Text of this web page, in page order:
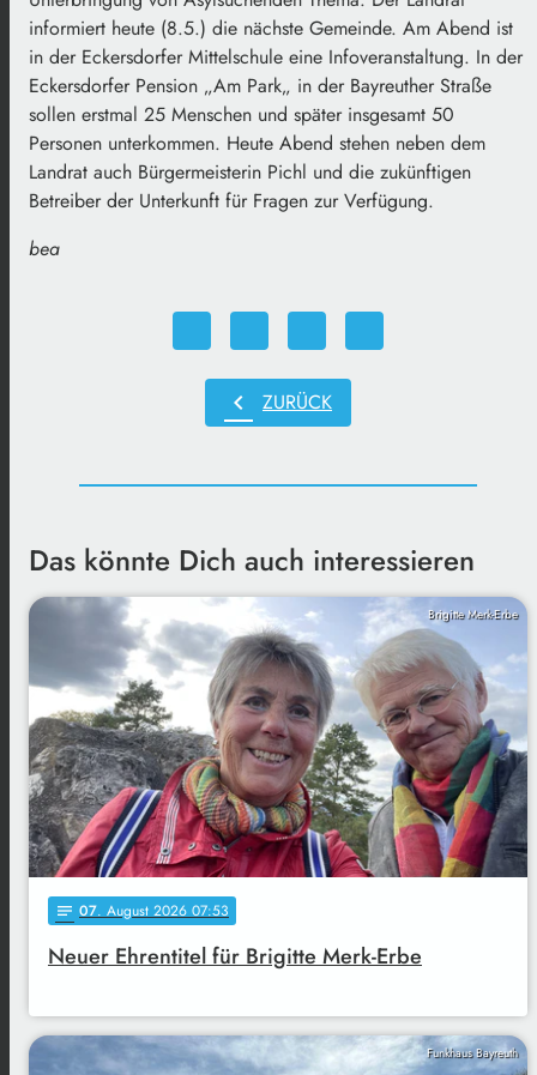
informiert heute (8.5.) die nächste Gemeinde. Am Abend ist
in der Eckersdorfer Mittelschule eine Infoveranstaltung. In der
Eckersdorfer Pension „Am Park„ in der Bayreuther Straße
sollen erstmal 25 Menschen und später insgesamt 50
Personen unterkommen. Heute Abend stehen neben dem
Landrat auch Bürgermeisterin Pichl und die zukünftigen
Betreiber der Unterkunft für Fragen zur Verfügung.
bea
chevron_left ZURÜCK
Das könnte Dich auch interessieren
Brigitte Merk-Erbe
notes 07. August 2026 07:53
Neuer Ehrentitel für Brigitte Merk-Erbe
Funkhaus Bayreuth